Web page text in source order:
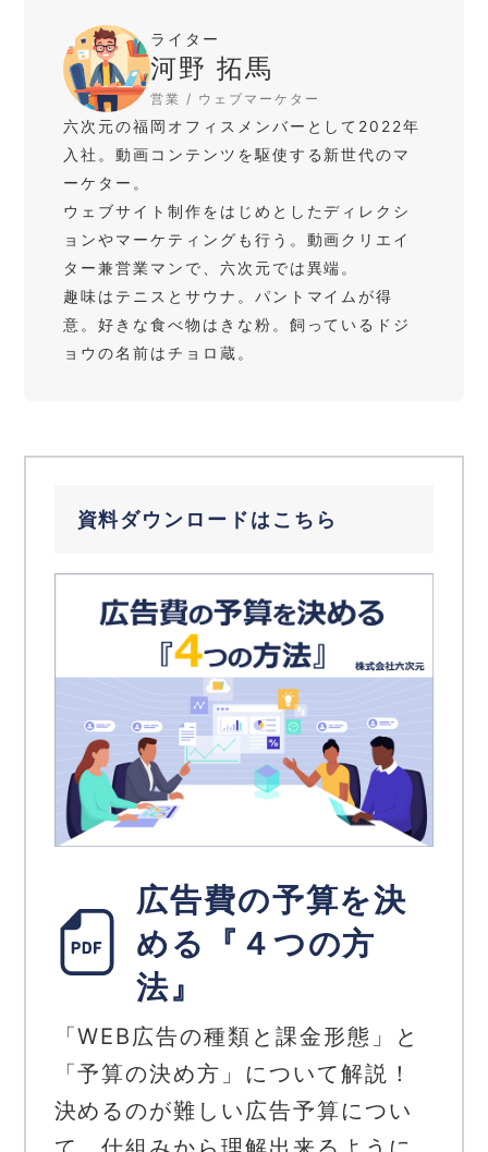
ライター
河野 拓馬
営業 / ウェブマーケター
六次元の福岡オフィスメンバーとして2022年
入社。動画コンテンツを駆使する新世代のマ
ーケター。
ウェブサイト制作をはじめとしたディレクシ
ョンやマーケティングも行う。動画クリエイ
ター兼営業マンで、六次元では異端。
趣味はテニスとサウナ。パントマイムが得
意。好きな食べ物はきな粉。飼っているドジ
ョウの名前はチョロ蔵。
資料ダウンロードはこちら
広告費の予算を決
める『４つの方
法』
「WEB広告の種類と課金形態」と
「予算の決め方」について解説！
決めるのが難しい広告予算につい